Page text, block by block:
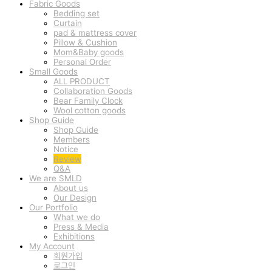
Fabric Goods
Bedding set
Curtain
pad & mattress cover
Pillow & Cushion
Mom&Baby goods
Personal Order
Small Goods
ALL PRODUCT
Collaboration Goods
Bear Family Clock
Wool cotton goods
Shop Guide
Shop Guide
Members
Notice
Review
Q&A
We are SMLD
About us
Our Design
Our Portfolio
What we do
Press & Media
Exhibitions
My Account
회원가입
로그인